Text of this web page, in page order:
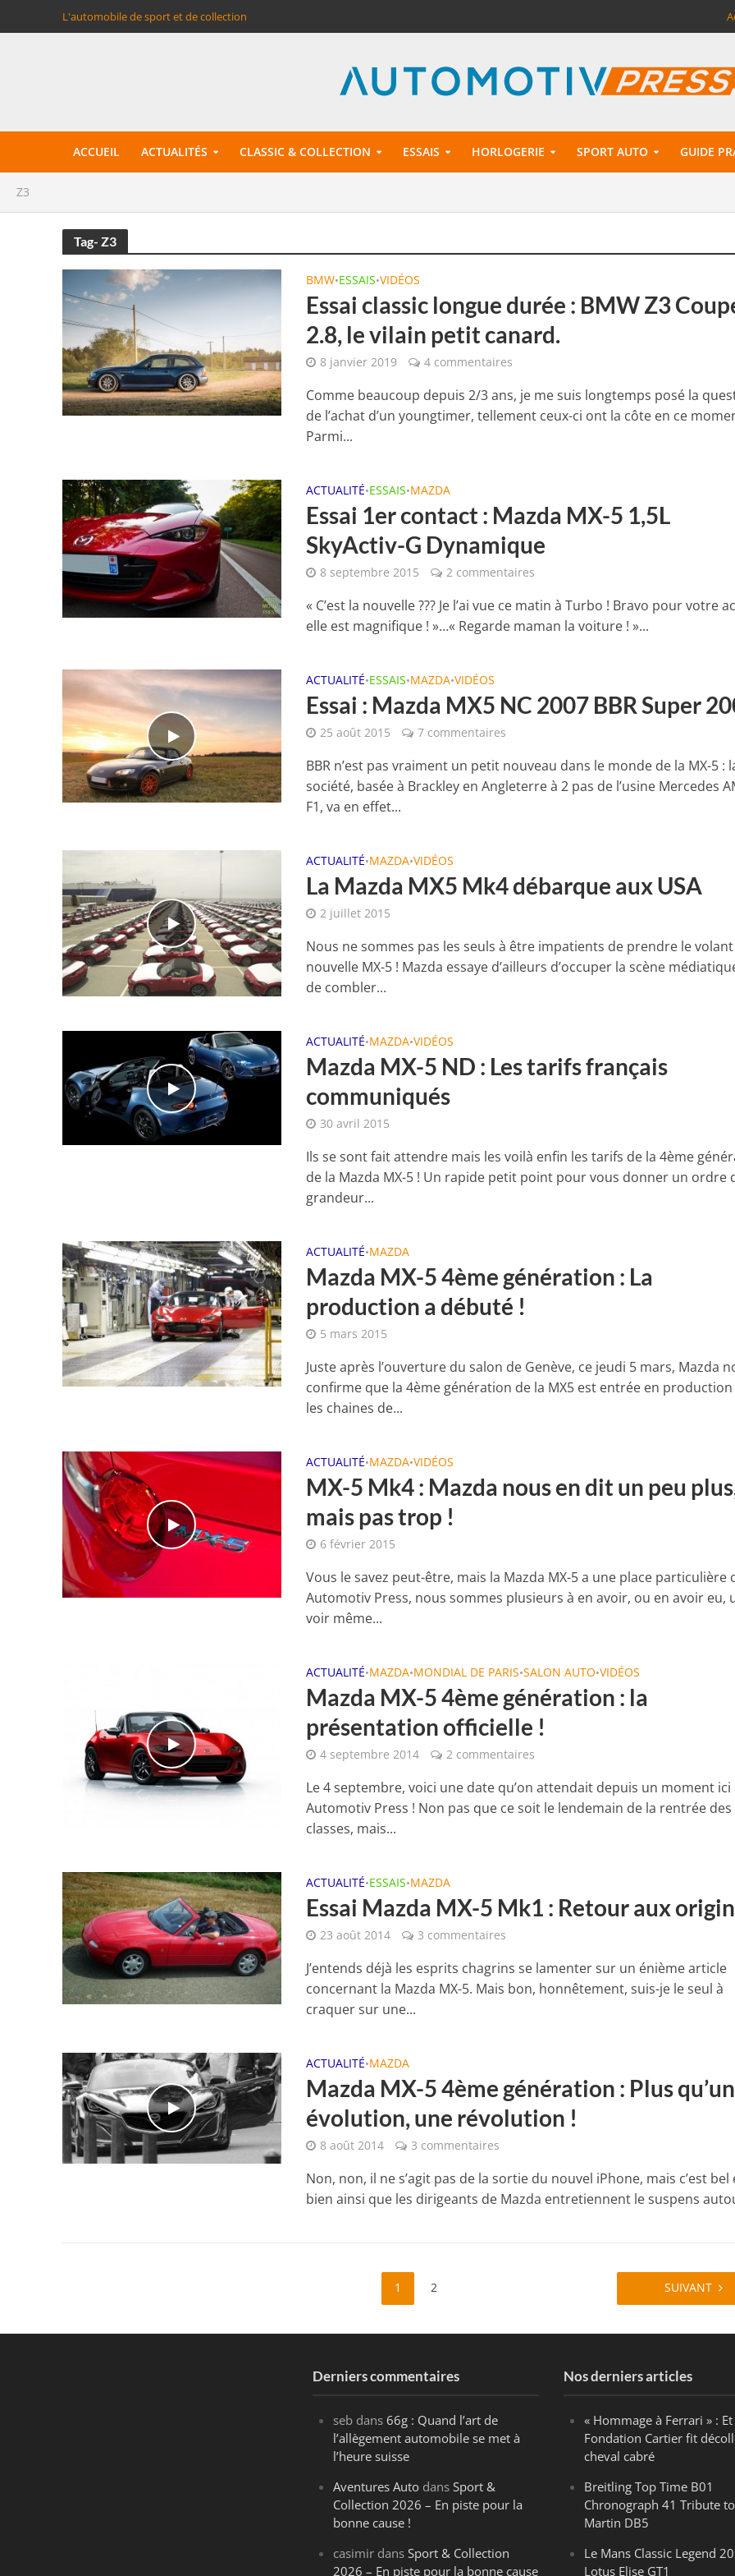
L'automobile de sport et de collection
ACCUEIL ACTUALITÉS CLASSIC & COLLECTION ESSAIS HORLOGERIE SPORT AUTO GUIDE
Z3
Tag- Z3
BMW•ESSAIS•VIDÉOS
Essai classic longue durée : BMW Z3
2.8, le vilain petit canard.
8 janvier 2019 4 commentaires
Comme beaucoup depuis 2/3 ans, je me suis longtemps posé la
de l’achat d’un youngtimer, tellement ceux-ci ont la côte en ce
Parmi...
ACTUALITÉ•ESSAIS•MAZDA
Essai 1er contact : Mazda MX-5 1,5L
SkyActiv-G Dynamique
8 septembre 2015 2 commentaires
« C’est la nouvelle ??? Je l’ai vue ce matin à Turbo ! Bravo pour votre
elle est magnifique ! »…« Regarde maman la voiture ! »...
ACTUALITÉ•ESSAIS•MAZDA•VIDÉOS
Essai : Mazda MX5 NC 2007 BBR Super
25 août 2015 7 commentaires
BBR n’est pas vraiment un petit nouveau dans le monde de la MX-5 :
société, basée à Brackley en Angleterre à 2 pas de l’usine Mercedes
F1, va en effet...
ACTUALITÉ•MAZDA•VIDÉOS
La Mazda MX5 Mk4 débarque aux USA
2 juillet 2015
Nous ne sommes pas les seuls à être impatients de prendre le
nouvelle MX-5 ! Mazda essaye d’ailleurs d’occuper la scène
de combler...
ACTUALITÉ•MAZDA•VIDÉOS
Mazda MX-5 ND : Les tarifs français
communiqués
30 avril 2015
Ils se sont fait attendre mais les voilà enfin les tarifs de la 4ème
de la Mazda MX-5 ! Un rapide petit point pour vous donner un ordre
grandeur...
ACTUALITÉ•MAZDA
Mazda MX-5 4ème génération : La
production a débuté !
5 mars 2015
Juste après l’ouverture du salon de Genève, ce jeudi 5 mars, Mazda
confirme que la 4ème génération de la MX5 est entrée en
les chaines de...
ACTUALITÉ•MAZDA•VIDÉOS
MX-5 Mk4 : Mazda nous en dit un peu
mais pas trop !
6 février 2015
Vous le savez peut-être, mais la Mazda MX-5 a une place particulière
Automotiv Press, nous sommes plusieurs à en avoir, ou en avoir eu,
voir même...
ACTUALITÉ•MAZDA•MONDIAL DE PARIS•SALON AUTO•VIDÉOS
Mazda MX-5 4ème génération : la
présentation officielle !
4 septembre 2014 2 commentaires
Le 4 septembre, voici une date qu’on attendait depuis un moment ici
Automotiv Press ! Non pas que ce soit le lendemain de la rentrée des
classes, mais...
ACTUALITÉ•ESSAIS•MAZDA
Essai Mazda MX-5 Mk1 : Retour aux
23 août 2014 3 commentaires
J’entends déjà les esprits chagrins se lamenter sur un énième article
concernant la Mazda MX-5. Mais bon, honnêtement, suis-je le seul à
craquer sur une...
ACTUALITÉ•MAZDA
Mazda MX-5 4ème génération : Plus
évolution, une révolution !
8 août 2014 3 commentaires
Non, non, il ne s’agit pas de la sortie du nouvel iPhone, mais c’est bel
bien ainsi que les dirigeants de Mazda entretiennent le suspens
1 2 SUIVANT
Derniers commentaires
seb dans66g : Quand l’art de
l’allègement automobile se met à
l’heure suisse
Aventures Auto dansSport &
Collection 2026 – En piste pour la
bonne cause !
casimir dansSport & Collection
2026 – En piste pour la bonne cause
Nos derniers articles
« Hommage à Ferrari » : Et
Fondation Cartier fit
cheval cabré
Breitling Top Time B01
Chronograph 41 Tribute
Martin DB5
Le Mans Classic Legend
Lotus Elise GT1